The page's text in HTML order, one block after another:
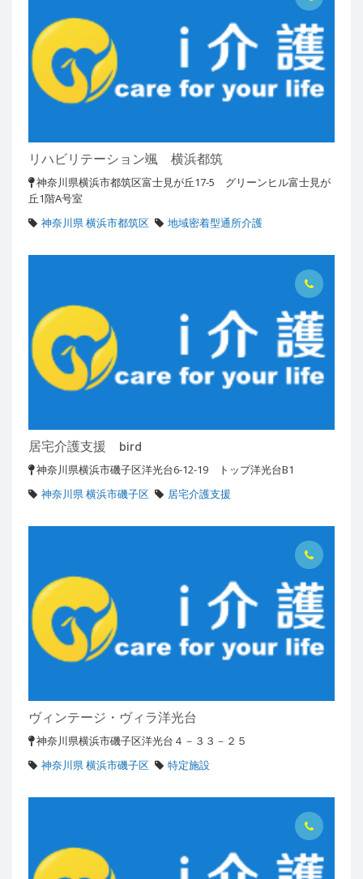
リハビリテーション颯 横浜都筑
神奈川県横浜市都筑区富士見が丘17-5 グリーンヒル富士見が
丘1階A号室
神奈川県 横浜市都筑区
地域密着型通所介護
居宅介護支援 bird
神奈川県横浜市磯子区洋光台6-12-19 トップ洋光台B1
神奈川県 横浜市磯子区
居宅介護支援
ヴィンテージ・ヴィラ洋光台
神奈川県横浜市磯子区洋光台４－３３－２５
神奈川県 横浜市磯子区
特定施設